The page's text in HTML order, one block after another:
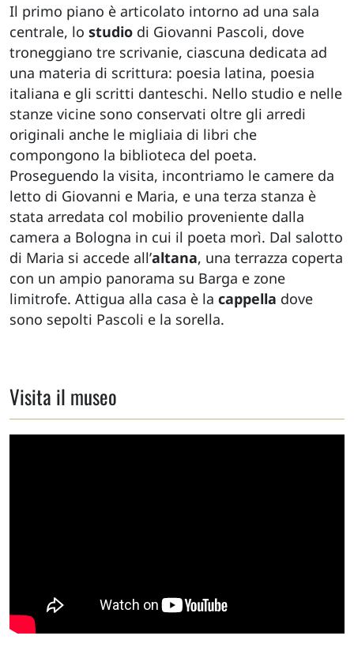
Il primo piano è articolato intorno ad una sala
centrale, lo studio di Giovanni Pascoli, dove
troneggiano tre scrivanie, ciascuna dedicata ad
una materia di scrittura: poesia latina, poesia
italiana e gli scritti danteschi. Nello studio e nelle
stanze vicine sono conservati oltre gli arredi
originali anche le migliaia di libri che
compongono la biblioteca del poeta.
Proseguendo la visita, incontriamo le camere da
letto di Giovanni e Maria, e una terza stanza è
stata arredata col mobilio proveniente dalla
camera a Bologna in cui il poeta morì. Dal salotto
di Maria si accede all’altana, una terrazza coperta
con un ampio panorama su Barga e zone
limitrofe. Attigua alla casa è la cappella dove
sono sepolti Pascoli e la sorella.
Visita il museo